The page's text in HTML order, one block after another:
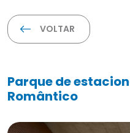
VOLTAR
Parque de
Romântico